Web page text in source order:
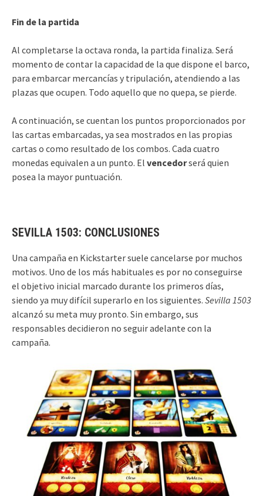
Fin de la partida
Al completarse la octava ronda, la partida finaliza. Será
momento de contar la capacidad de la que dispone el barco,
para embarcar mercancías y tripulación, atendiendo a las
plazas que ocupen. Todo aquello que no quepa, se pierde.
A continuación, se cuentan los puntos proporcionados por
las cartas embarcadas, ya sea mostrados en las propias
cartas o como resultado de los combos. Cada cuatro
monedas equivalen a un punto. El vencedorserá quien
posea la mayor puntuación.
SEVILLA 1503: CONCLUSIONES
Una campaña en Kickstarter suele cancelarse por muchos
motivos. Uno de los más habituales es por no conseguirse
el objetivo inicial marcado durante los primeros días,
siendo ya muy difícil superarlo en los siguientes. Sevilla 1503
alcanzó su meta muy pronto. Sin embargo, sus
responsables decidieron no seguir adelante con la
campaña.